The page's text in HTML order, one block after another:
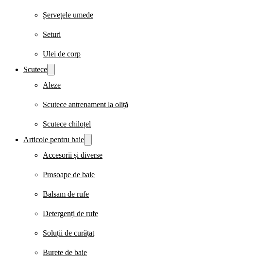
Șervețele umede
Seturi
Ulei de corp
Scutece
Aleze
Scutece antrenament la oliță
Scutece chiloțel
Articole pentru baie
Accesorii și diverse
Prosoape de baie
Balsam de rufe
Detergenți de rufe
Soluții de curățat
Burete de baie